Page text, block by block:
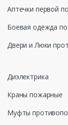
Аптечки первой
Боевая одежда
Двери и Люки
Диэлектрика
Краны пожарные
Муфты